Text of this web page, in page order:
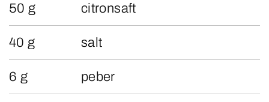
50 g citronsaft
40 g salt
6 g peber